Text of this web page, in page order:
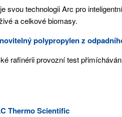
svou technologii Arc pro
a celkové biomasy.
polypropylen z
rafinérii provozní test
Thermo Scientific